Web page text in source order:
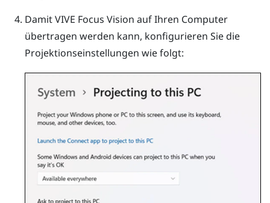
DamitVIVE Focus Vision auf Ihren Computer
übertragen werden kann, konfigurieren Sie die
Projektionseinstellungen wie folgt: